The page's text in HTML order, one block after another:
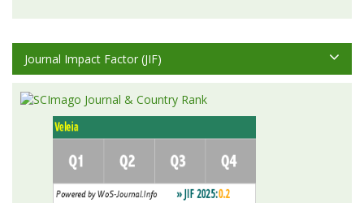
Journal Impact Factor (JIF)